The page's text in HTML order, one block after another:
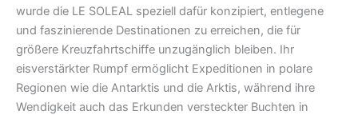
wurde die LE SOLEAL speziell dafür konzipiert, entlegene
und faszinierende Destinationen zu erreichen, die für
größere Kreuzfahrtschiffe unzugänglich bleiben. Ihr
eisverstärkter Rumpf ermöglicht Expeditionen in polare
Regionen wie die Antarktis und die Arktis, während ihre
Wendigkeit auch das Erkunden versteckter Buchten in